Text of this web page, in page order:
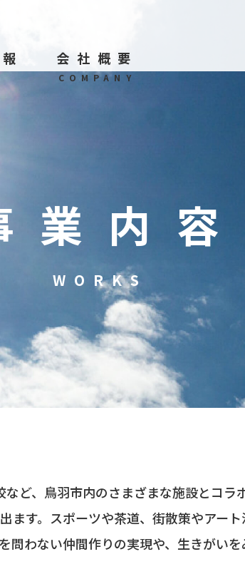
会社概要
COMPANY
業内容
WORKS
ど、鳥羽市内のさまざまな施設とコラ
ます。スポーツや茶道、街散策やアー
わない仲間作りの実現や、生きがいを